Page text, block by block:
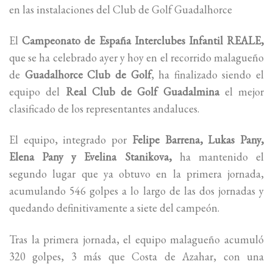
en las instalaciones del Club de Golf Guadalhorce
ElCampeonato de España Interclubes Infantil REALE,
que se ha celebrado ayer y hoy en el recorrido malagueño
de Guadalhorce Club de Golf, ha finalizado siendo el
equipo del Real Club de Golf Guadalminael mejor
clasificado de los representantes andaluces.
El equipo, integrado por Felipe Barrena, Lukas Pany,
Elena Pany y Evelina Stanikova, ha mantenido el
segundo lugar que ya obtuvo en la primera jornada,
acumulando 546 golpes a lo largo de las dos jornadas y
quedando definitivamente a siete del campeón.
Tras la primera jornada, el equipo malagueño acumuló
320 golpes, 3 más que Costa de Azahar, con una